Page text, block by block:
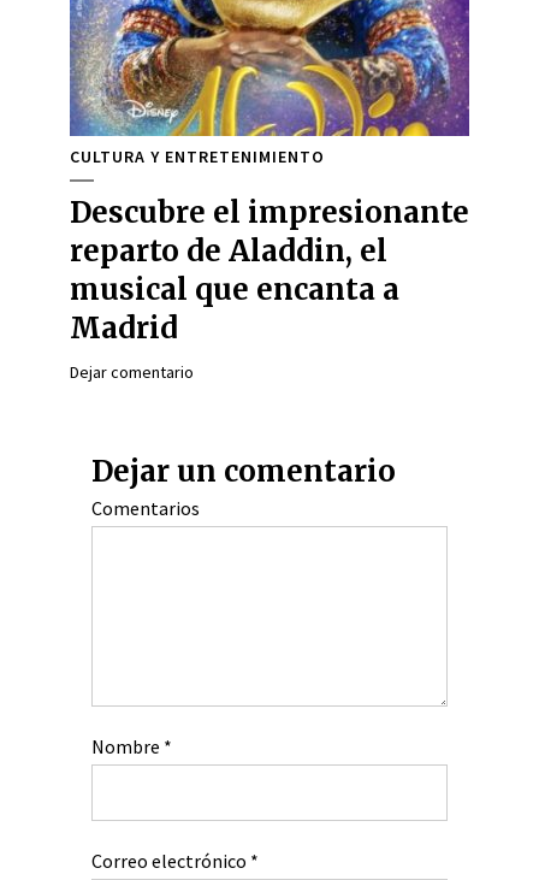
CULTURA Y ENTRETENIMIENTO
Descubre el impresionante
reparto de Aladdin, el
musical que encanta a
Madrid
Dejar comentario
Dejar un comentario
Comentarios
Nombre *
Correo electrónico *